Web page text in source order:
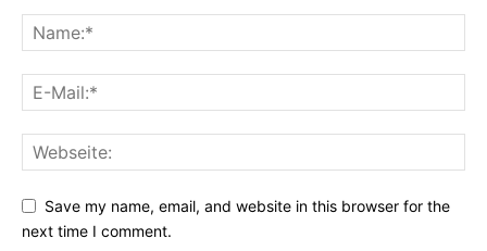
Save my name, email, and website in this browser for the
next time I comment.